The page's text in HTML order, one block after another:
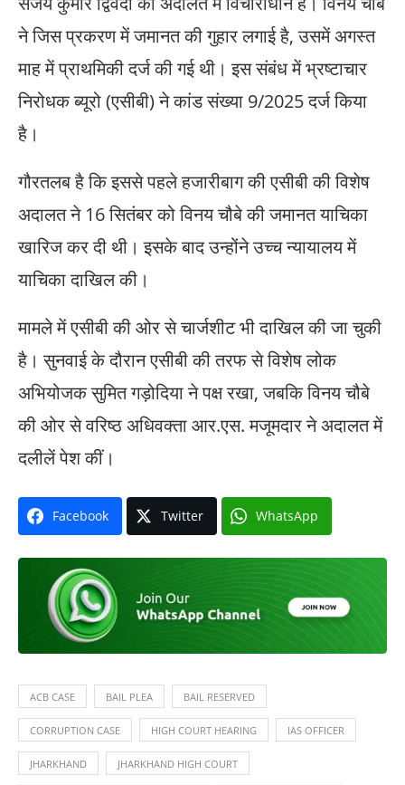
ने जिस प्रकरण में जमानत की गुहार लगाई है, उसमें अगस्त
माह में प्राथमिकी दर्ज की गई थी। इस संबंध में भ्रष्टाचार
निरोधक ब्यूरो (एसीबी) ने कांड संख्या 9/2025 दर्ज किया
है।
गौरतलब है कि इससे पहले हजारीबाग की एसीबी की विशेष
अदालत ने 16 सितंबर को विनय चौबे की जमानत याचिका
खारिज कर दी थी। इसके बाद उन्होंने उच्च न्यायालय में
याचिका दाखिल की।
मामले में एसीबी की ओर से चार्जशीट भी दाखिल की जा चुकी
है। सुनवाई के दौरान एसीबी की तरफ से विशेष लोक
अभियोजक सुमित गड़ोदिया ने पक्ष रखा, जबकि विनय चौबे
की ओर से वरिष्ठ अधिवक्ता आर.एस. मजूमदार ने अदालत में
दलीलें पेश कीं।
Facebook Twitter WhatsApp
ACB CASE BAIL PLEA BAIL RESERVED
CORRUPTION CASE HIGH COURT HEARING IAS OFFICER
JHARKHAND JHARKHAND HIGH COURT